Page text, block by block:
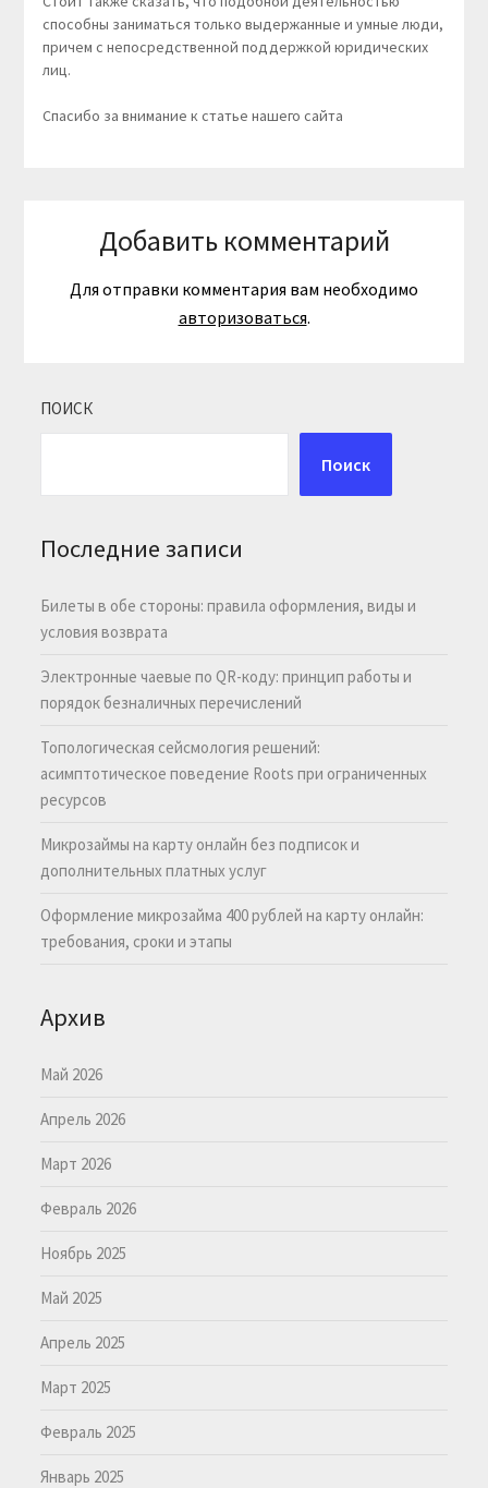
способны заниматься только выдержанные и умные люди,
причем с непосредственной поддержкой юридических
лиц.
Спасибо за внимание к статье нашего сайта
Добавить комментарий
Для отправки комментария вам необходимо
авторизоваться.
ПОИСК
Поиск
Последние записи
Билеты в обе стороны: правила оформления, виды и
условия возврата
Электронные чаевые по QR-коду: принцип работы и
порядок безналичных перечислений
Топологическая сейсмология решений:
асимптотическое поведение Roots при ограниченных
ресурсов
Микрозаймы на карту онлайн без подписок и
дополнительных платных услуг
Оформление микрозайма 400 рублей на карту онлайн:
требования, сроки и этапы
Архив
Май 2026
Апрель 2026
Март 2026
Февраль 2026
Ноябрь 2025
Май 2025
Апрель 2025
Март 2025
Февраль 2025
Январь 2025